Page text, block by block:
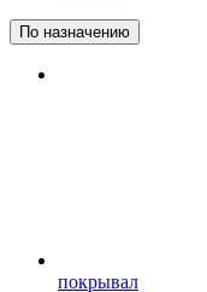
По назначению
покрывал